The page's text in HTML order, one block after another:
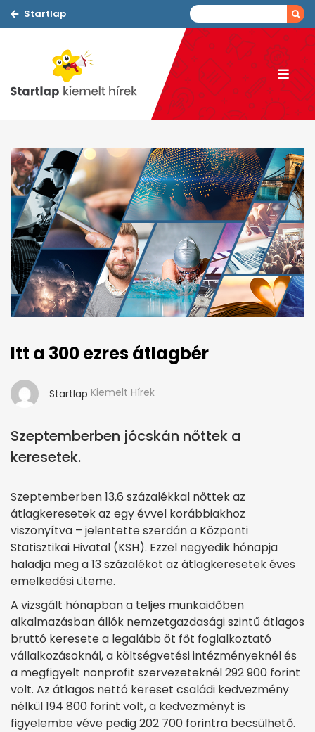
Startlap
Itt a 300 ezres átlagbér
Startlap Kiemelt Hírek
Szeptemberben jócskán nőttek a
keresetek.
Szeptemberben 13,6 százalékkal nőttek az
átlagkeresetek az egy évvel korábbiakhoz
viszonyítva – jelentette szerdán a Központi
Statisztikai Hivatal (KSH). Ezzel negyedik hónapja
haladja meg a 13 százalékot az átlagkeresetek éves
emelkedési üteme.
A vizsgált hónapban a teljes munkaidőben
alkalmazásban állók nemzetgazdasági szintű átlagos
bruttó keresete a legalább öt főt foglalkoztató
vállalkozásoknál, a költségvetési intézményeknél és
a megfigyelt nonprofit szervezeteknél 292 900 forint
volt. Az átlagos nettó kereset családi kedvezmény
nélkül 194 800 forint volt, a kedvezményt is
figyelembe véve pedig 202 700 forintra becsülhető.